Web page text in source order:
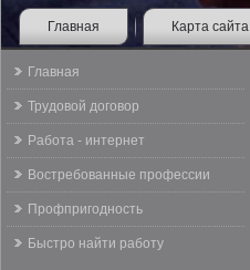
Главная Карта сайта
Главная
Трудовой договор
Работа - интернет
Востребованные профессии
Профпригодность
Быстро найти работу